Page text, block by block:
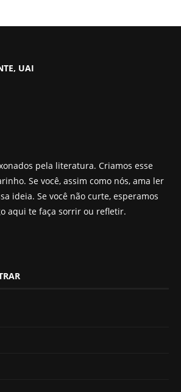
UAI
pela literatura. Criamos esse
Se você, assim como nós, ama ler
ideia. Se você não curte, esperamos
aqui te faça sorrir ou refletir.